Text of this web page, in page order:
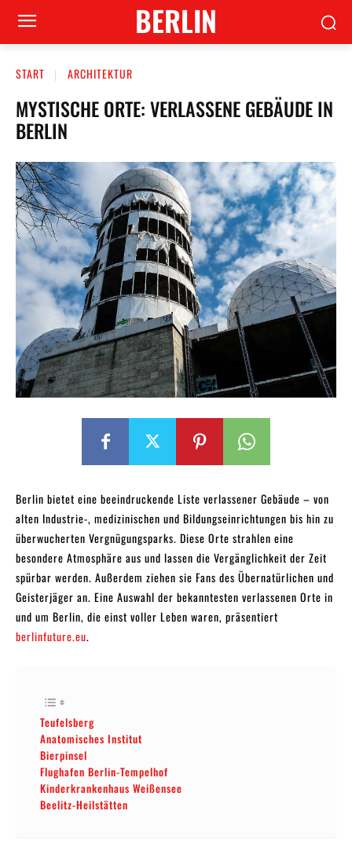
BERLIN
START ARCHITEKTUR
MYSTISCHE ORTE: VERLASSENE GEBÄUDE IN
BERLIN
Berlin bietet eine beeindruckende Liste verlassener Gebäude – von
alten Industrie-, medizinischen und Bildungseinrichtungen bis hin zu
überwucherten Vergnügungsparks. Diese Orte strahlen eine
besondere Atmosphäre aus und lassen die Vergänglichkeit der Zeit
spürbar werden. Außerdem ziehen sie Fans des Übernatürlichen und
Geisterjäger an. Eine Auswahl der bekanntesten verlassenen Orte in
und um Berlin, die einst voller Leben waren, präsentiert
berlinfuture.eu.
Teufelsberg
Anatomisches Institut
Bierpinsel
Flughafen Berlin-Tempelhof
Kinderkrankenhaus Weißensee
Beelitz-Heilstätten